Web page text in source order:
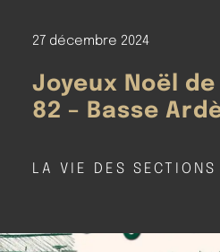
27 décembre 2024
Joyeux Noël
82 – Basse
LA VIE DES SECTIONS